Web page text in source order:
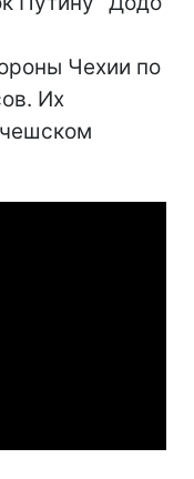
Чехии по
Их